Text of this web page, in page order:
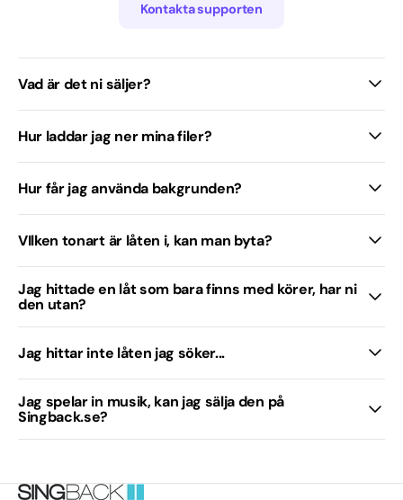
Kontakta supporten
Vad är det ni säljer?
Hur laddar jag ner mina filer?
Hur får jag använda bakgrunden?
VIlken tonart är låten i, kan man byta?
Jag hittade en låt som bara finns med körer, har ni
den utan?
Jag hittar inte låten jag söker...
Jag spelar in musik, kan jag sälja den på
Singback.se?